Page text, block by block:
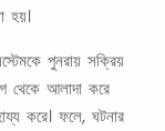
হয়।
পুনরায় সক্রিয়
থেকে আলাদা করে
করে। ফলে, ঘটনার